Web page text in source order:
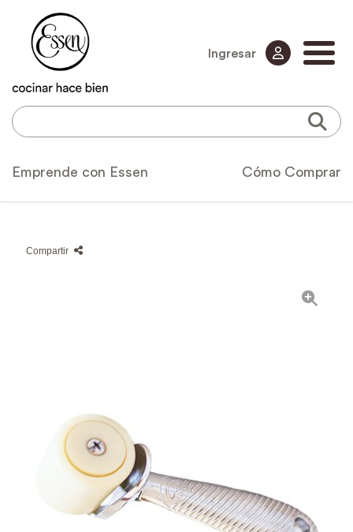
Ingresar
Emprende con Essen Cómo Comprar
Compartir